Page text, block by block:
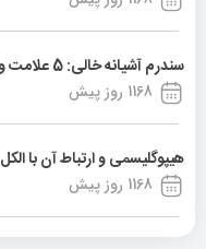
سندرم آشیانه خالی: 5 علامت و نشانه آن
1168 روز پیش
هیپوگلیسمی و ارتباط آن با الکل
1168 روز پیش